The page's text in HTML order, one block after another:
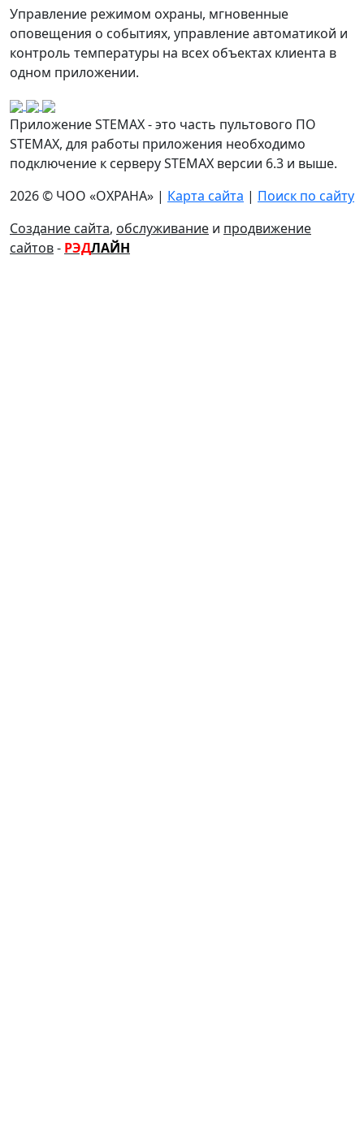
Управление режимом охраны, мгновенные
оповещения о событиях, управление автоматикой и
контроль температуры на всех объектах клиента в
одном приложении.
Приложение STEMAX - это часть пультового ПО
STEMAX, для работы приложения необходимо
подключение к серверу STEMAX версии 6.3 и выше.
2026 © ЧОО «ОХРАНА» | Карта сайта | Поиск по сайту
Создание сайта, обслуживание и продвижение
сайтов- РЭДЛАЙН